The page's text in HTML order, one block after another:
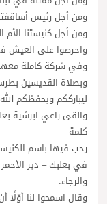
ومن أجل رئيس
ومن أجل كنيستنا الأم
واحرصوا على العيش
وفي شركة كاملة
وبصلاة القديسين
ليبارككم ويحفظكم
والقى راعي ابرشية
كلمة
رحب فيها باسم الكنيسة
في بعلبك – دير
والرجاء.
وقال اسمحوا لنا أوّلًا